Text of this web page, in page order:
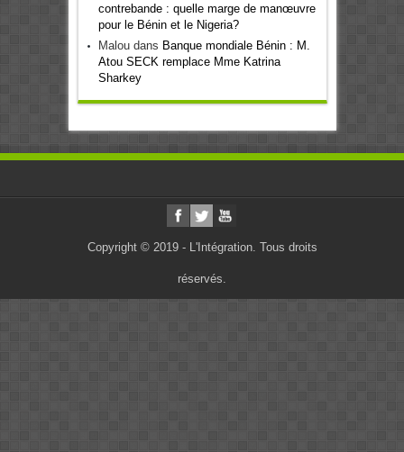
contrebande : quelle marge de manœuvre
pour le Bénin et le Nigeria?
Maloudans Banque mondiale Bénin : M.
Atou SECK remplace Mme Katrina
Sharkey
Copyright © 2019 - L'Intégration. Tous droits
réservés.